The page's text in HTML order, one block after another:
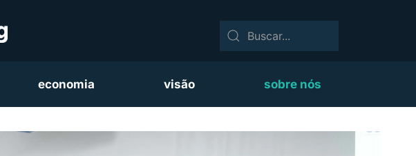
economia visão sobre nós